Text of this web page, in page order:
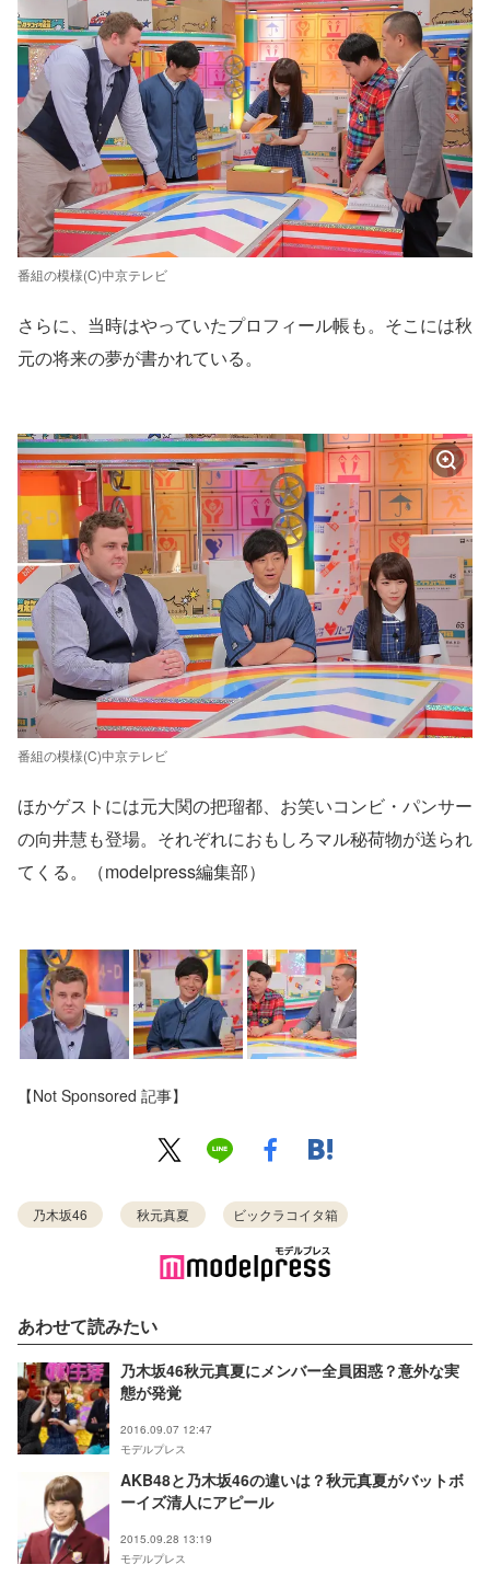
番組の模様(C)中京テレビ
さらに、当時はやっていたプロフィール帳も。そこには秋
元の将来の夢が書かれている。
番組の模様(C)中京テレビ
ほかゲストには元大関の把瑠都、お笑いコンビ・パンサー
の向井慧も登場。それぞれにおもしろマル秘荷物が送られ
てくる。（modelpress編集部）
【Not Sponsored 記事】
乃木坂46 秋元真夏 ビックラコイタ箱
あわせて読みたい
乃木坂46秋元真夏にメンバー全員困惑？意外な実
態が発覚
2016.09.07 12:47
モデルプレス
AKB48と乃木坂46の違いは？秋元真夏がバットボ
ーイズ清人にアピール
2015.09.28 13:19
モデルプレス